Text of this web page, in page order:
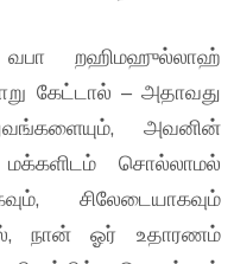
றஹிமஹுல்லாஹ்
கேட்டால் – அதாவது
அவனின்
சொல்லாமல்
சிலேடையாகவும்
நான் ஓர் உதாரணம்